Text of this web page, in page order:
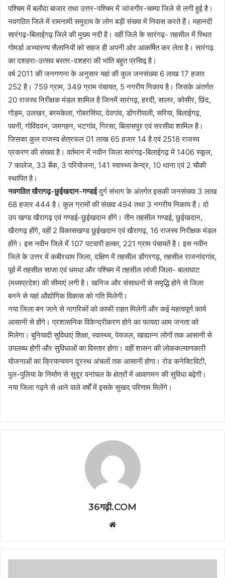
पश्चिम में बलौदा बाजार तथा उत्तर-पश्चिम में जांजगीर-चाम्पा जिले से लगी हुई है।
नवगठित जिले में रामनामी समुदाय के लोग बड़ी संख्या में निवास करते हैं। महानदी
सारंगढ़-बिलाईगढ़ जिले की मुख्य नदी है। वहीं जिले के सारंगढ़- तहसील में स्थित
गोमर्डा अभ्यारण्य सैलानियों को सहज ही अपनी ओर आकर्षित कर लेता है। सारंगढ़
का दशहरा-उत्सव बस्तर-दशहरा की भांति बहुत प्रसिद्व है।
वर्ष 2011 की जनगणना के अनुसार यहां की कुल जनसंख्या 6 लाख 17 हजार
252 है। 759 ग्राम, 349 ग्राम पंचायत, 5 नगरीय निकाय है। जिसके अंतर्गत
20 राजस्व निरीक्षक मंडल शामिल है जिनमें सारंगढ़, हरदी, सालर, कोसीर, छिंद,
गोड़म, उलखर, बरमकेला, गोबरसिंघा, देवगांव, डोंगरीपाली, सरिया, बिलाईगढ़,
पवनी, गोविंदवन, जमगहन, भटगांव, गिरसा, बिलासपुर एवं सरसीवा शामिल है।
जिसका कुल राजस्व क्षेत्रफल 01 लाख 65 हजार 14 है एवं 2518 राजस्व
प्रकरण की संख्या है। वर्तमान में नवीन जिला सारंगढ़-बिलाईगढ़ में 1406 स्कूल,
7 कालेज, 33 बैंक, 3 परियोजना, 141 स्वास्थ्य केन्द्र, 10 थाना एवं 2 चौकी
स्थापित है।
नवगठित खैरागढ़-छुईखदान-गण्डईदुर्ग संभाग के अंतर्गत इसकी जनसंख्या 3 लाख
68 हजार 444 है। कुल ग्रामों की संख्या 494 तथा 3 नगरीय निकाय हैं। दो
उप खण्ड खैरागढ़ एवं गण्डई-छुईखदान होंगे। तीन तहसील गण्डई, छुईखदान,
खैरागढ़ होंगे, वहीं 2 विकासखण्ड छुईखदान एवं खैरागढ़, 16 राजस्व निरीक्षक मंडल
होंगे। इस नवीन जिले में 107 पटवारी हल्का, 221 ग्राम पंचायतें है। इस नवीन
जिले के उत्तर में कबीरधाम जिला, दक्षिण में तहसील डोंगरगढ़, तहसील राजनांदगांव,
पूर्व में तहसील साजा एवं धमधा और पश्चिम में तहसील लांजी जिला- बालाघाट
(मध्यप्रदेश) की सीमाएं लगी है। खनिज और संसाधनों से समृद्धि होने से जिला
बनने से यहां औद्योगिक विकास को गति मिलेगी।
नया जिला बन जाने से नागरिकों को काफी राहत मिलेगी और कई महत्वपूर्ण कार्य
आसानी से होंगे। प्रशासनिक विकेन्द्रीकरण होने का फायदा आम जनता को
मिलेगा। बुनियादी सुविधाएं शिक्षा, स्वास्थ्य, पेयजल, खाद्यान्न लोगों तक आसानी से
उपलब्ध होगी और सुविधाओं का विस्तार होगा। वहीं शासन की लोककल्याणकारी
योजनाओं का क्रियान्वयन दूरस्थ अंचलों तक आसानी होगा। रोड कनेक्टिविटी,
पुल-पुलिया के निर्माण से सुदूर वनांचल के क्षेत्रों में आवागमन की सुविधा बढ़ेगी।
नया जिला गढ़ने से आने वाले वर्षों में इसके सुखद परिणाम मिलेंगे।
36गढ़ी.COM